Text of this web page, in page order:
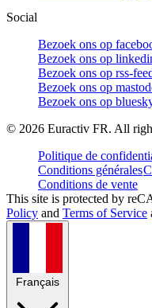
Social
Bezoek ons op
Bezoek ons op
Bezoek ons op rss-
Bezoek ons op
Bezoek ons op
© 2026 Euractiv FR. All
Politique de
Conditions générales
Conditions de vente
This site is protected by
Policy and Terms of Service
Français